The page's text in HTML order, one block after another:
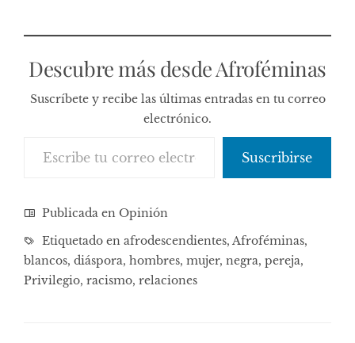
Descubre más desde Afroféminas
Suscríbete y recibe las últimas entradas en tu correo
electrónico.
Suscribirse
Publicada en Opinión
Etiquetado en afrodescendientes, Afroféminas,
blancos, diáspora, hombres, mujer, negra, pereja,
Privilegio, racismo, relaciones